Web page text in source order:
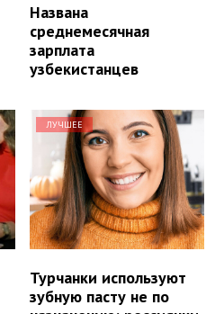
Названа
среднемесячная
зарплата
узбекистанцев
ЛУЧШЕЕ
Турчанки используют
зубную пасту не по